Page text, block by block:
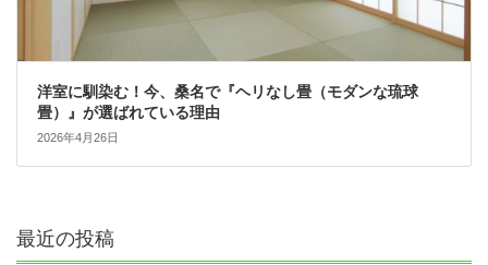
洋室に馴染む！今、桑名で『ヘリなし畳（モダンな琉球
畳）』が選ばれている理由
2026年4月26日
最近の投稿